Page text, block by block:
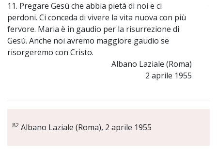
11. Pregare Gesù che abbia pietà di noi e ci
perdoni. Ci conceda di vivere la vita nuova con più
fervore. Maria è in gaudio per la risurrezione di
Gesù. Anche noi avremo maggiore gaudio se
risorgeremo con Cristo.
Albano Laziale (Roma)
2 aprile 1955
82 Albano Laziale (Roma), 2 aprile 1955